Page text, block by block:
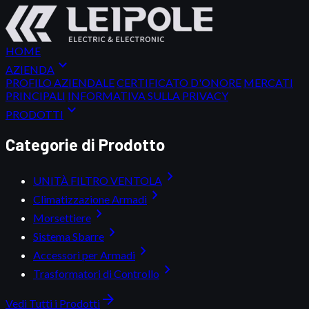
HOME
AZIENDA expand_more
PROFILO AZIENDALECERTIFICATO D'ONORE MERCATI
PRINCIPALI INFORMATIVA SULLA PRIVACY
PRODOTTI expand_more
Categorie di Prodotto
UNITÀ FILTRO VENTOLA chevron_right
Climatizzazione Armadi chevron_right
Morsettiere chevron_right
Sistema Sbarre chevron_right
Accessori per Armadi chevron_right
Trasformatori di Controllo chevron_right
Vedi Tutti i Prodotti arrow_forward